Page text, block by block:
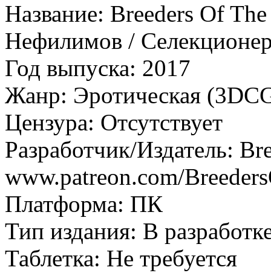
Название: Breeders Of
Нефилимов /
Год выпуска: 2017
Жанр: Эротическая
Цензура: Отсутствует
Разработчик/Издатель:
www.patreon.com/
Платформа: ПК
Тип издания: В
Таблетка: Не требуется